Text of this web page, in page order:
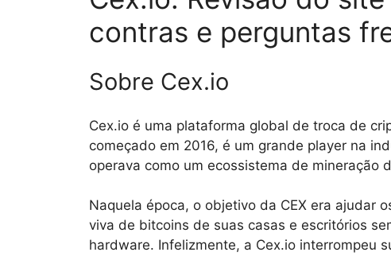
contras e perguntas
Sobre Cex.io
Cex.io é uma plataforma global de troca de
começado em 2016, é um grande player na
operava como um ecossistema de mineração
Naquela época, o objetivo da CEX era ajudar
viva de bitcoins de suas casas e escritórios
hardware. Infelizmente, a Cex.io interrompeu